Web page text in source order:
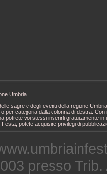
Umbria.
sagre e degli eventi della regione
per categoria dalla colonna di destra.
potrete voi stessi inserirli gratuitamente
Festa, potete acquisire privilegi di
presso